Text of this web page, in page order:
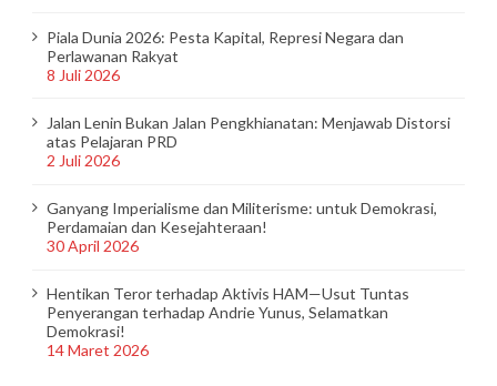
Piala Dunia 2026: Pesta Kapital, Represi Negara dan
Perlawanan Rakyat
8 Juli 2026
Jalan Lenin Bukan Jalan Pengkhianatan: Menjawab Distorsi
atas Pelajaran PRD
2 Juli 2026
Ganyang Imperialisme dan Militerisme: untuk Demokrasi,
Perdamaian dan Kesejahteraan!
30 April 2026
Hentikan Teror terhadap Aktivis HAM—Usut Tuntas
Penyerangan terhadap Andrie Yunus, Selamatkan
Demokrasi!
14 Maret 2026